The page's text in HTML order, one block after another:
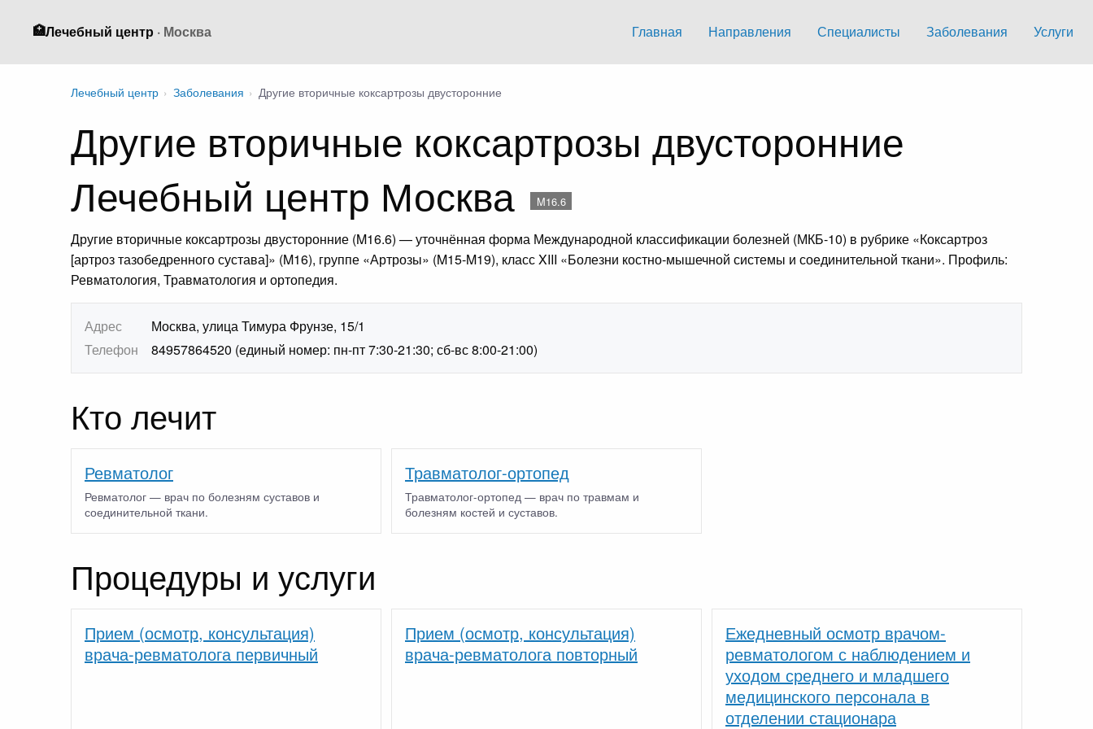
🏥Лечебный центр · Москва Главная Направления Специалисты Заболевания Услуги
Лечебный центр › Заболевания › Другие вторичные коксартрозы двусторонние
Другие вторичные коксартрозы двусторонние
Лечебный центр Москва
M16.6
Другие вторичные коксартрозы двусторонние (M16.6) — уточнённая форма Международной классификации болезней (МКБ-10) в рубрике «Коксартроз
[артроз тазобедренного сустава]» (M16), группе «Артрозы» (M15-M19), класс XIII «Болезни костно-мышечной системы и соединительной ткани». Профиль:
Ревматология, Травматология и ортопедия.
Адрес
Москва, улица Тимура Фрунзе, 15/1
Телефон
84957864520 (единый номер: пн-пт 7:30-21:30; сб-вс 8:00-21:00)
Кто лечит
Ревматолог
Ревматолог — врач по болезням суставов и
соединительной ткани.
Травматолог-ортопед
Травматолог-ортопед — врач по травмам и
болезням костей и суставов.
Процедуры и услуги
Прием (осмотр, консультация)
врача-ревматолога первичный
Прием (осмотр, консультация)
врача-ревматолога повторный
Ежедневный осмотр врачом-
ревматологом с наблюдением и
уходом среднего и младшего
медицинского персонала в
отделении стационара